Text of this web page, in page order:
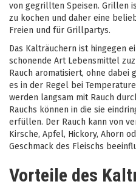
von gegrillten Speisen. Grillen
zu kochen und daher eine
Freien und für Grillpartys.
Das Kalträuchern ist hingegen
schonende Art Lebensmittel
Rauch aromatisiert, ohne
es in der Regel bei
werden langsam mit Rauch
Rauchs können in die sie
erfüllen. Der Rauch kann von
Kirsche, Apfel, Hickory, Ahorn
Geschmack des Fleischs
Vorteile des